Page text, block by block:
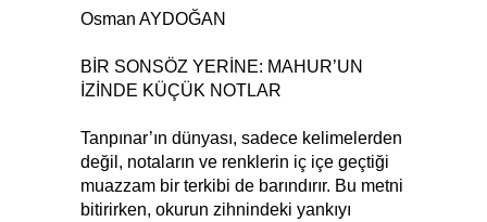
Osman AYDOĞAN
BİR SONSÖZ YERİNE: MAHUR’UN
İZİNDE KÜÇÜK NOTLAR
Tanpınar’ın dünyası, sadece kelimelerden
değil, notaların ve renklerin iç içe geçtiği
muazzam bir terkibi de barındırır. Bu metni
bitirirken, okurun zihnindeki yankıyı